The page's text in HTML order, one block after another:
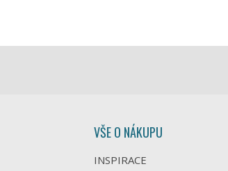
VŠE O NÁKUPU
INSPIRACE